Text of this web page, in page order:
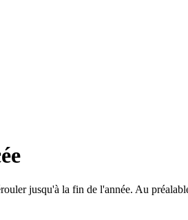
jusqu'à la fin de l'année. Au